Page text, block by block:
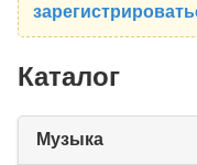
Каталог
Музыка